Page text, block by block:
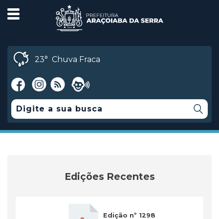
23° Chuva Fraca
Edições Recentes
Edição nº 1298